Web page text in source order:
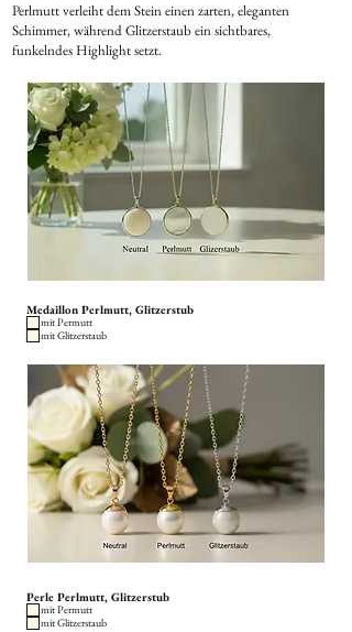
Perlmutt verleiht dem Stein einen zarten, eleganten
Schimmer, während Glitzerstaub ein sichtbares,
funkelndes Highlight setzt.
Medaillon Perlmutt, Glitzerstub
mit Permutt
mit Glitzerstaub
Perle Perlmutt, Glitzerstub
mit Permutt
mit Glitzerstaub